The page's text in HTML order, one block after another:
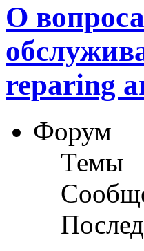
О
reparing
Форум
Темы